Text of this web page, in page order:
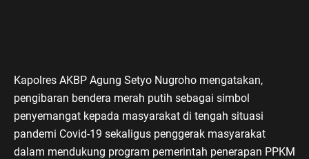
Kapolres AKBP Agung Setyo Nugroho mengatakan,
pengibaran bendera merah putih sebagai simbol
penyemangat kepada masyarakat di tengah situasi
pandemi Covid-19 sekaligus penggerak masyarakat
dalam mendukung program pemerintah penerapan PPKM